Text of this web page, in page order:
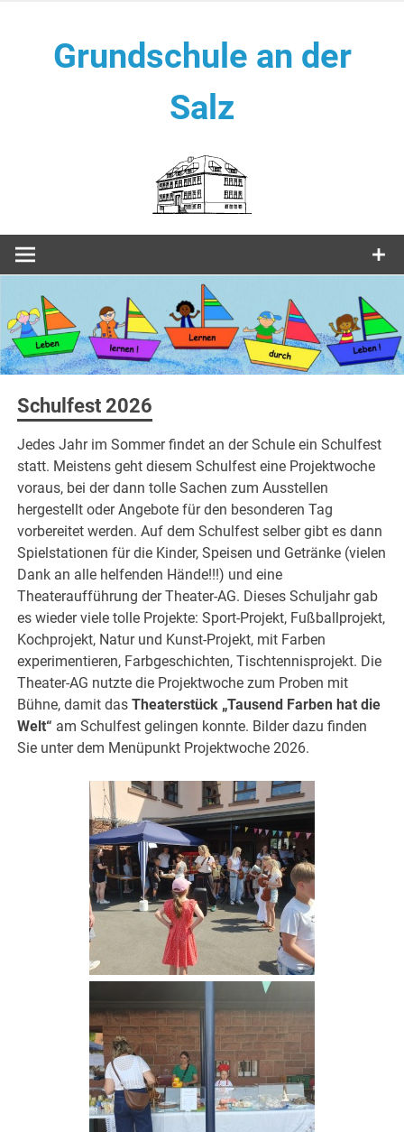
Grundschule an der
Salz
Schulfest 2026
Jedes Jahr im Sommer findet an der Schule ein Schulfest
statt. Meistens geht diesem Schulfest eine Projektwoche
voraus, bei der dann tolle Sachen zum Ausstellen
hergestellt oder Angebote für den besonderen Tag
vorbereitet werden. Auf dem Schulfest selber gibt es dann
Spielstationen für die Kinder, Speisen und Getränke (vielen
Dank an alle helfenden Hände!!!) und eine
Theateraufführung der Theater-AG. Dieses Schuljahr gab
es wieder viele tolle Projekte: Sport-Projekt, Fußballprojekt,
Kochprojekt, Natur und Kunst-Projekt, mit Farben
experimentieren, Farbgeschichten, Tischtennisprojekt. Die
Theater-AG nutzte die Projektwoche zum Proben mit
Bühne, damit dasTheaterstück „Tausend Farben hat die
Welt“ am Schulfest gelingen konnte. Bilder dazu finden
Sie unter dem Menüpunkt Projektwoche 2026.